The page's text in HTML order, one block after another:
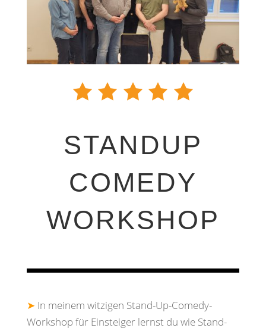
STANDUP
COMEDY
WORKSHOP
➤ In meinem witzigen Stand-Up-Comedy-
Workshop für Einsteiger lernst du wie Stand-